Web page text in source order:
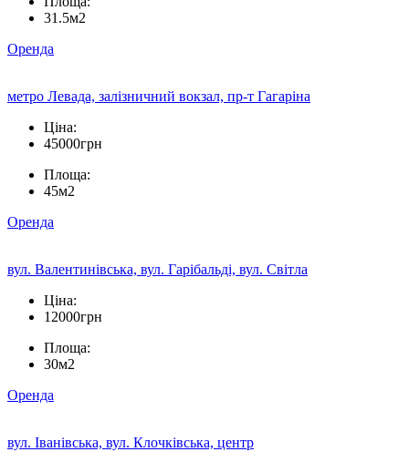
31.5м2
Оренда
метро Левада, залізничний вокзал, пр-т Гагаріна
Ціна:
45000грн
Площа:
45м2
Оренда
вул. Валентинівська, вул. Гарібальді, вул. Світла
Ціна:
12000грн
Площа:
30м2
Оренда
вул. Іванівська, вул. Клочківська, центр